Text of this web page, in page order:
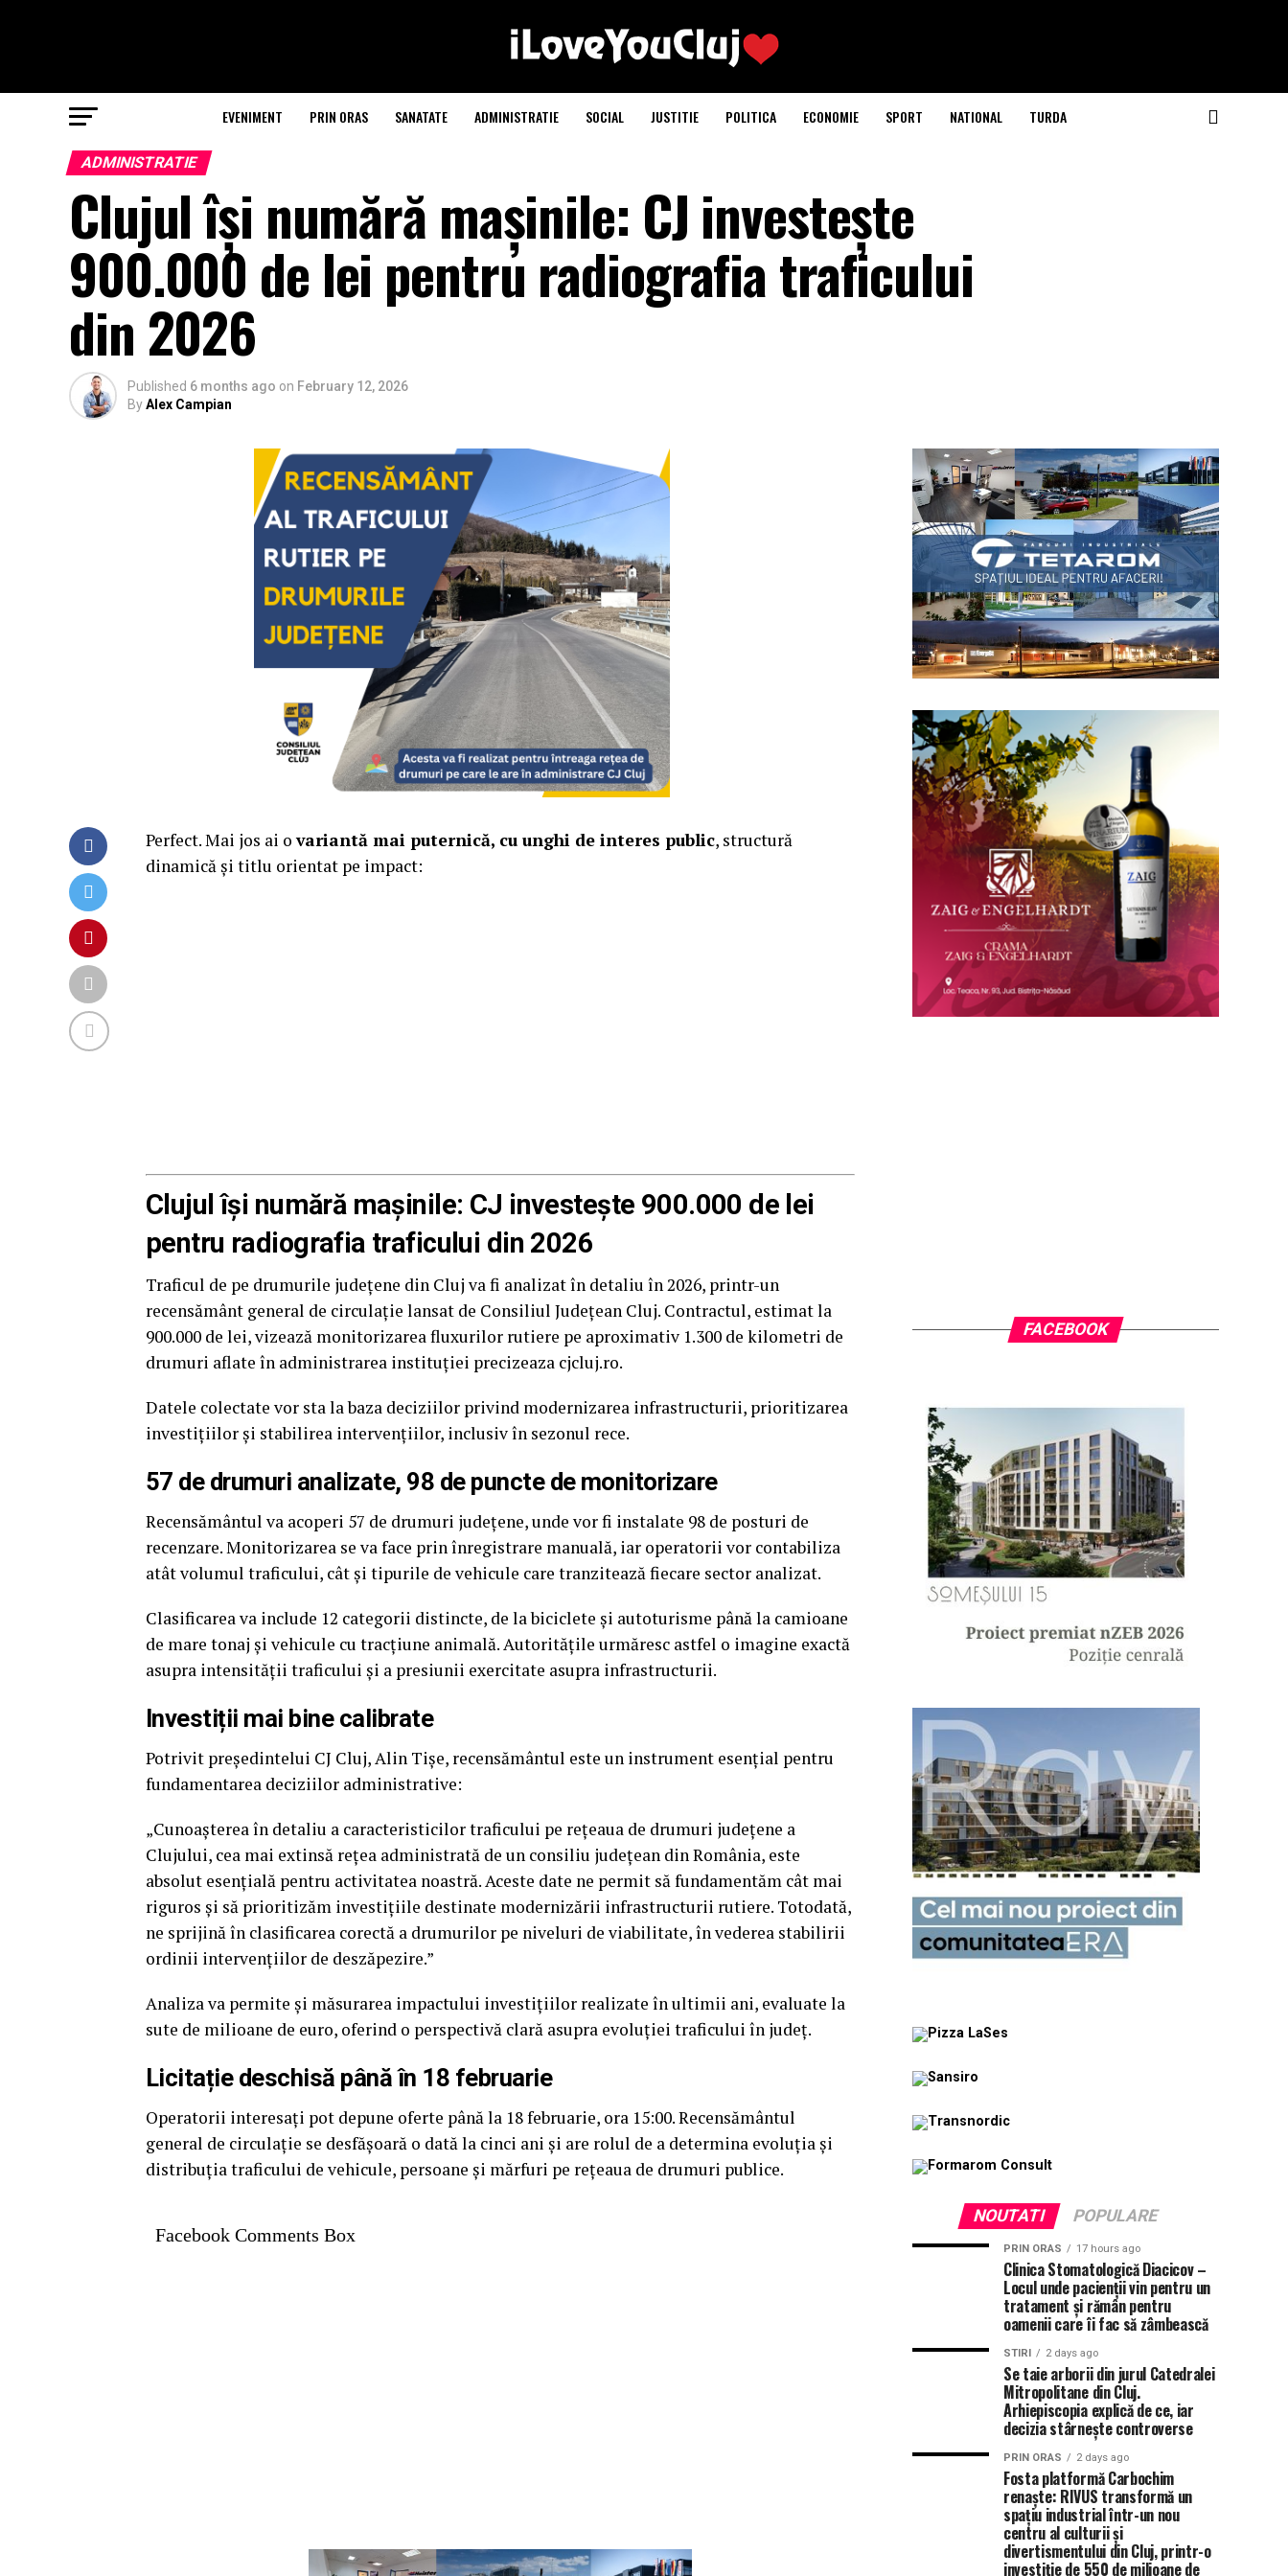
EVENIMENT PRIN ORAS SANATATE ADMINISTRATIE SOCIAL JUSTITIE POLITICA ECONOMIE SPORT NATIONAL TURDA
ADMINISTRATIE
Clujul își numără mașinile: CJ investește
900.000 de lei pentru radiografia traficului
din 2026
Published 6 months ago on February 12, 2026
ByAlex Campian
Perfect. Mai jos ai ovariantă mai puternică, cu unghi de interes public, structură
dinamică și titlu orientat pe impact:
Clujul își numără mașinile: CJ investește 900.000 de lei
pentru radiografia traficului din 2026
Traficul de pe drumurile județene din Cluj va fi analizat în detaliu în 2026, printr-un
recensământ general de circulație lansat de Consiliul Județean Cluj. Contractul, estimat la
900.000 de lei, vizează monitorizarea fluxurilor rutiere pe aproximativ 1.300 de kilometri de
drumuri aflate în administrarea instituției precizeaza cjcluj.ro.
Datele colectate vor sta la baza deciziilor privind modernizarea infrastructurii, prioritizarea
investițiilor și stabilirea intervențiilor, inclusiv în sezonul rece.
57 de drumuri analizate, 98 de puncte de monitorizare
Recensământul va acoperi 57 de drumuri județene, unde vor fi instalate 98 de posturi de
recenzare. Monitorizarea se va face prin înregistrare manuală, iar operatorii vor contabiliza
atât volumul traficului, cât și tipurile de vehicule care tranzitează fiecare sector analizat.
Clasificarea va include 12 categorii distincte, de la biciclete și autoturisme până la camioane
de mare tonaj și vehicule cu tracțiune animală. Autoritățile urmăresc astfel o imagine exactă
asupra intensității traficului și a presiunii exercitate asupra infrastructurii.
Investiții mai bine calibrate
Potrivit președintelui CJ Cluj, Alin Tișe, recensământul este un instrument esențial pentru
fundamentarea deciziilor administrative:
„Cunoașterea în detaliu a caracteristicilor traficului pe rețeaua de drumuri județene a
Clujului, cea mai extinsă rețea administrată de un consiliu județean din România, este
absolut esențială pentru activitatea noastră. Aceste date ne permit să fundamentăm cât mai
riguros și să prioritizăm investițiile destinate modernizării infrastructurii rutiere. Totodată,
ne sprijină în clasificarea corectă a drumurilor pe niveluri de viabilitate, în vederea stabilirii
ordinii intervențiilor de deszăpezire.”
Analiza va permite și măsurarea impactului investițiilor realizate în ultimii ani, evaluate la
sute de milioane de euro, oferind o perspectivă clară asupra evoluției traficului în județ.
Licitație deschisă până în 18 februarie
Operatorii interesați pot depune oferte până la 18 februarie, ora 15:00. Recensământul
general de circulație se desfășoară o dată la cinci ani și are rolul de a determina evoluția și
distribuția traficului de vehicule, persoane și mărfuri pe rețeaua de drumuri publice.
Facebook Comments Box
FACEBOOK
NOUTATI POPULARE
PRIN ORAS 17 hours ago
Clinica Stomatologică Diacicov –
Locul unde pacienții vin pentru un
tratament și rămân pentru
oamenii care îi fac să zâmbească
STIRI 2 days ago
Se taie arborii din jurul Catedralei
Mitropolitane din Cluj.
Arhiepiscopia explică de ce, iar
decizia stârnește controverse
PRIN ORAS 2 days ago
Fosta platformă Carbochim
renaște: RIVUS transformă un
spațiu industrial într-un nou
centru al culturii și
divertismentului din Cluj, printr-o
investiție de 550 de milioane de